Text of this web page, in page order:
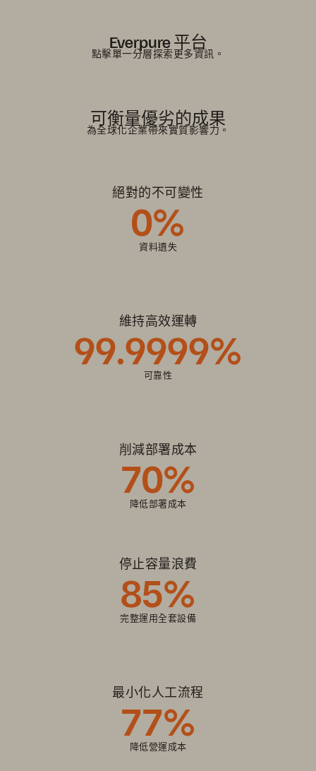
Everpure 平台
點擊單一分層探索更多資訊。
可衡量優劣的成果
為全球化企業帶來實質影響力。
絕對的不可變性
0%
資料遺失
維持高效運轉
99.9999%
可靠性
削減部署成本
70%
降低部署成本
停止容量浪費
85%
完整運用全套設備
最小化人工流程
77%
降低營運成本